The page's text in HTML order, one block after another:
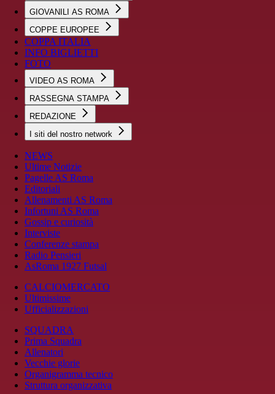
GIOVANILI AS ROMA
COPPE EUROPEE
COPPA ITALIA
INFO BIGLIETTI
FOTO
VIDEO AS ROMA
RASSEGNA STAMPA
REDAZIONE
I siti del nostro network
NEWS
Ultime Notizie
Pagelle AS Roma
Editoriali
Allenamenti AS Roma
Infortuni AS Roma
Gossip e curiosità
Interviste
Conferenze stampa
Radio Pensieri
AsRoma 1927 Futsal
CALCIOMERCATO
Ultimissime
Ufficializzazioni
SQUADRA
Prima Squadra
Allenatori
Vecchie glorie
Organigramma tecnico
Struttura organizzativa